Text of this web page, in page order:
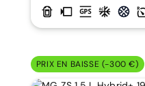
PRIX EN BAISSE (-300 €)